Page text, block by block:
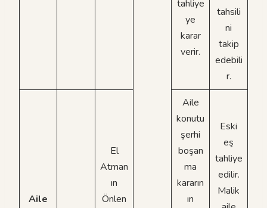
tahliye
ye
karar
verir.
tahsili
ni
takip
edebili
r.
Aile
El
Atman
ın
Önlen
Aile
konutu
şerhi
boşan
ma
kararın
ın
Eski
eş
tahliye
edilir.
Malik